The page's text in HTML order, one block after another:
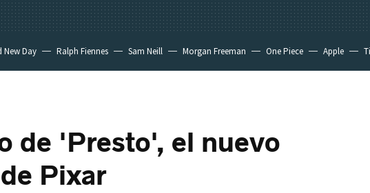
New Day Ralph Fiennes Sam Neill Morgan Freeman One Piece Apple
de 'Presto', el nuevo
Pixar